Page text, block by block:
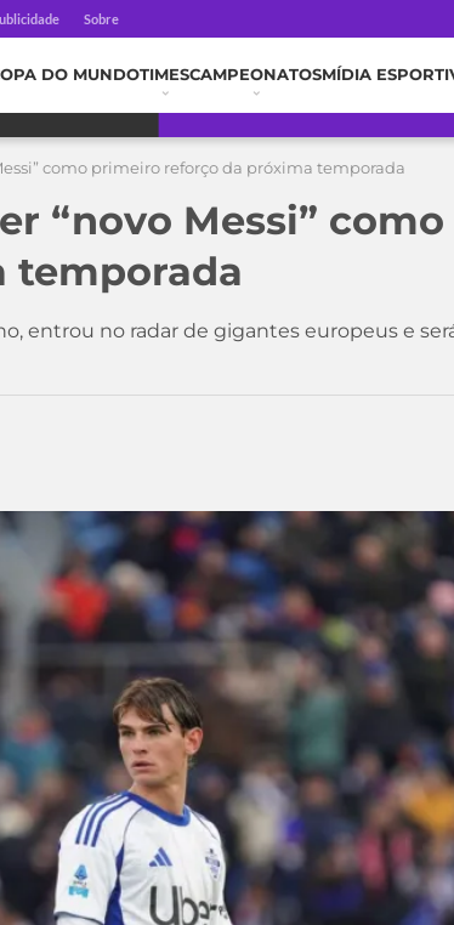
Sobre
DO MUNDOTIMESCAMPEONATOSMÍDIA
como primeiro reforço da próxima temporada
“novo Messi”
temporada
entrou no radar de gigantes europeus e